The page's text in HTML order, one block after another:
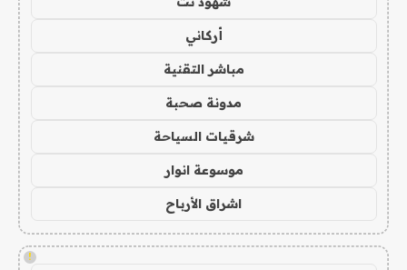
أركاني
مباشر التقنية
مدونة صحبة
شرقيات السياحة
موسوعة انوار
اشراق الأرباح
!